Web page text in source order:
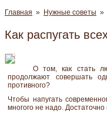
Главная » Нужные советы »
Как распугать
О том, как стать
продолжают совершать
противного?
Чтобы напугать
многого не надо.